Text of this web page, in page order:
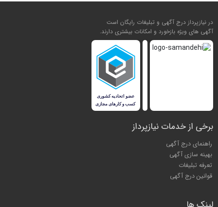
در نیازپرداز درج آگهی و تبلیغات رایگان است
آگهی های ویژه بازخورد و امکانات بیشتری دارند.
برخی از خدمات نیازپرداز
راهنمای درج آگهی
بهینه سازی آگهی
تعرفه تبلیغات
قوانین درج آگهی